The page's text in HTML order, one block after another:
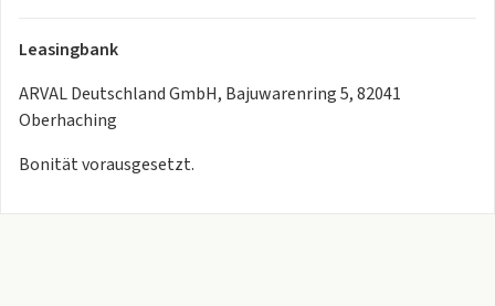
Leasingbank
ARVAL Deutschland GmbH, Bajuwarenring 5, 82041
Oberhaching
Bonität vorausgesetzt.